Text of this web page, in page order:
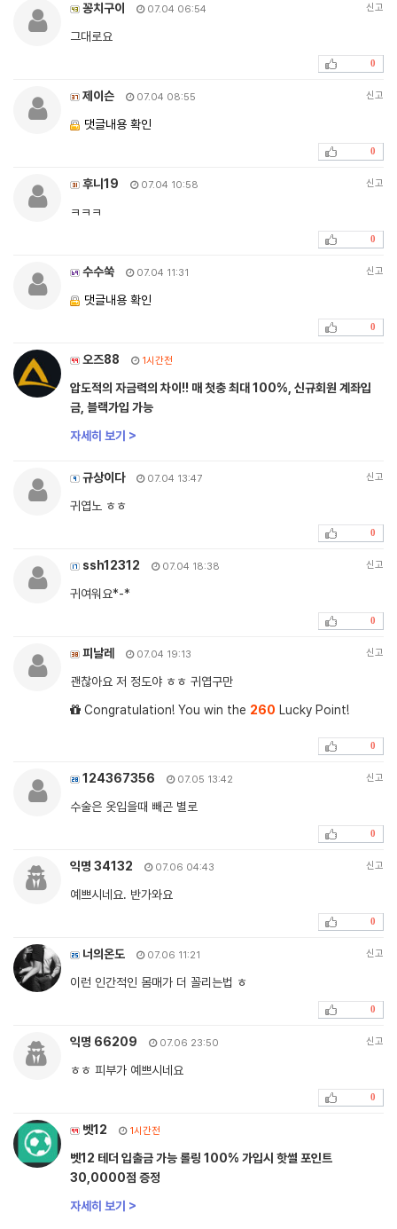
꽁치구이 07.04 06:54 신고
그대로요
0
제이슨 07.04 08:55 신고
댓글내용 확인
0
후니19 07.04 10:58 신고
ㅋㅋㅋ
0
수수쑥 07.04 11:31 신고
댓글내용 확인
0
오즈88 1시간전
압도적의 자금력의 차이!! 매 첫충 최대 100%, 신규회원 계좌입
금, 블랙가입 가능
자세히 보기 >
규상이다 07.04 13:47 신고
귀엽노 ㅎㅎ
0
ssh12312 07.04 18:38 신고
귀여워요*-*
0
피날레 07.04 19:13 신고
괜찮아요 저 정도야 ㅎㅎ 귀엽구만
Congratulation! You win the 260 Lucky Point!
0
124367356 07.05 13:42 신고
수술은 옷입을때 빼곤 별로
0
익명 34132 07.06 04:43 신고
예쁘시네요. 반가와요
0
너의온도 07.06 11:21 신고
이런 인간적인 몸매가 더 꼴리는법 ㅎ
0
익명 66209 07.06 23:50 신고
ㅎㅎ 피부가 예쁘시네요
0
벳12 1시간전
벳12 테더 입출금 가능 롤링 100% 가입시 핫썰 포인트
30,0000점 증정
자세히 보기 >